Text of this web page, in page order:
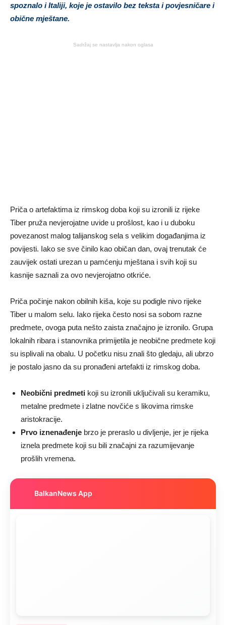
spoznalo i Italiji, koje je ostavilo bez teksta i povjesničare i
obične mještane.
Sadržaj se nastavlja nakon oglasa
Priča o artefaktima iz rimskog doba koji su izronili iz rijeke
Tiber pruža nevjerojatne uvide u prošlost, kao i u duboku
povezanost malog talijanskog sela s velikim događanjima iz
povijesti. Iako se sve činilo kao običan dan, ovaj trenutak će
zauvijek ostati urezan u pamćenju mještana i svih koji su
kasnije saznali za ovo nevjerojatno otkriće.
Priča počinje nakon obilnih kiša, koje su podigle nivo rijeke
Tiber u malom selu. Iako rijeka često nosi sa sobom razne
predmete, ovoga puta nešto zaista značajno je izronilo. Grupa
lokalnih ribara i stanovnika primijetila je neobične predmete koji
su isplivali na obalu. U početku nisu znali što gledaju, ali ubrzo
je postalo jasno da su pronađeni artefakti iz rimskog doba.
Neobični predmeti koji su izronili uključivali su keramiku,
metalne predmete i zlatne novčiće s likovima rimske
aristokracije.
Prvo iznenađenje brzo je preraslo u divljenje, jer je rijeka
iznela predmete koji su bili značajni za razumijevanje
prošlih vremena.
BalkanNews App